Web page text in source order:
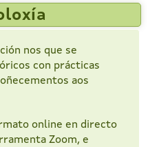
nos que se
con prácticas
aos
online en directo
Zoom, e